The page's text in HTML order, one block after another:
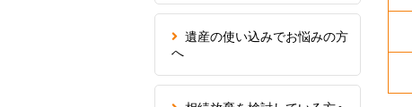
遺産の使い込みでお悩みの方
へ